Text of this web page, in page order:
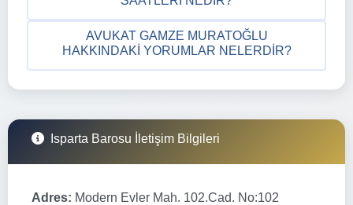
AVUKAT GAMZE MURATOĞLU
HAKKINDAKI YORUMLAR NELERDIR?
Isparta Barosu İletişim Bilgileri
Adres: Modern Evler Mah. 102.Cad. No:102